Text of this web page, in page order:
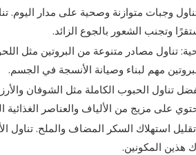
وجبات متوازنة وصحية على مدار اليوم.
وتجنب الشعور بالجوع الزائد.
تناول مصادر متنوعة من البروتين مثل
مهم لبناء وصيانة الأنسجة في الجسم.
تناول الحبوب الكاملة مثل الشوفان
على مزيج من الألياف والعناصر الغذائية
استهلاك السكر المضاف والملح. تناول
هذين المكونين.